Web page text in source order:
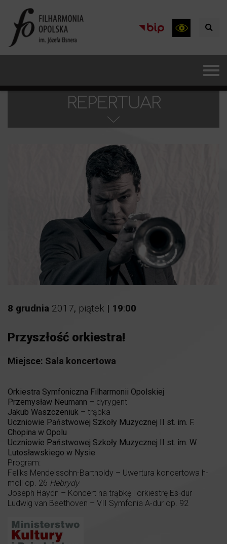
REPERTUAR
8 grudnia 2017, piątek | 19:00
Przyszłość orkiestra!
Miejsce: Sala koncertowa
Orkiestra Symfoniczna Filharmonii Opolskiej
Przemysław Neumann – dyrygent
Jakub Waszczeniuk – trąbka
Uczniowie Państwowej Szkoły Muzycznej II st. im. F.
Chopina w Opolu
Uczniowie Państwowej Szkoły Muzycznej II st. im. W.
Lutosławskiego w Nysie
Program:
Feliks Mendelssohn-Bartholdy – Uwertura koncertowa h-
moll op. 26 Hebrydy
Joseph Haydn – Koncert na trąbkę i orkiestrę Es-dur
Ludwig van Beethoven – VII Symfonia A-dur op. 92